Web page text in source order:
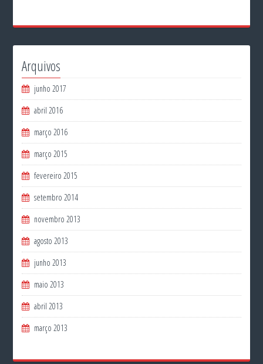
Arquivos
junho 2017
abril 2016
março 2016
março 2015
fevereiro 2015
setembro 2014
novembro 2013
agosto 2013
junho 2013
maio 2013
abril 2013
março 2013